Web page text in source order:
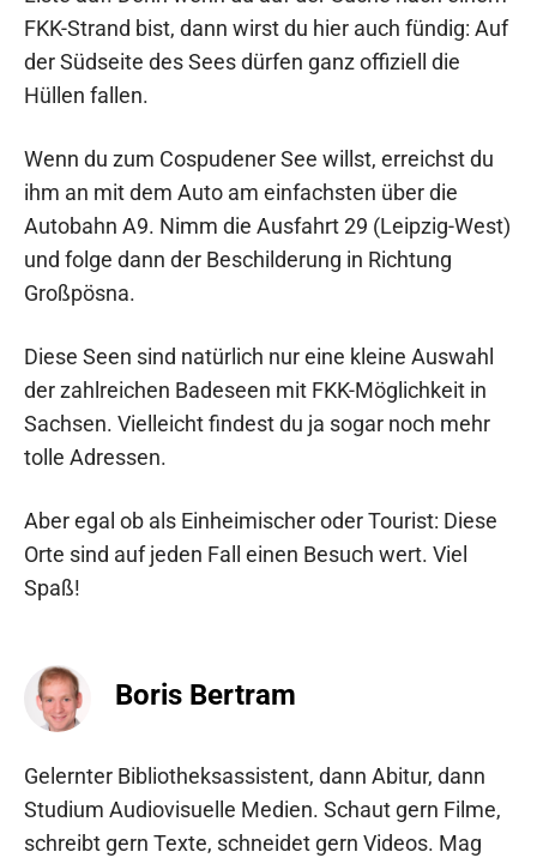
FKK-Strand bist, dann wirst du hier auch fündig: Auf
der Südseite des Sees dürfen ganz offiziell die
Hüllen fallen.
Wenn du zum Cospudener See willst, erreichst du
ihm an mit dem Auto am einfachsten über die
Autobahn A9. Nimm die Ausfahrt 29 (Leipzig-West)
und folge dann der Beschilderung in Richtung
Großpösna.
Diese Seen sind natürlich nur eine kleine Auswahl
der zahlreichen Badeseen mit FKK-Möglichkeit in
Sachsen. Vielleicht findest du ja sogar noch mehr
tolle Adressen.
Aber egal ob als Einheimischer oder Tourist: Diese
Orte sind auf jeden Fall einen Besuch wert. Viel
Spaß!
Boris Bertram
Gelernter Bibliotheksassistent, dann Abitur, dann
Studium Audiovisuelle Medien. Schaut gern Filme,
schreibt gern Texte, schneidet gern Videos. Mag